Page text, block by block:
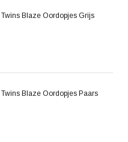
Blaze Oordopjes Grijs
Blaze Oordopjes Paars